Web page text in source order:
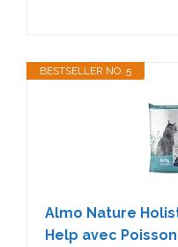
BESTSELLER NO. 5
Almo Nature
Help avec